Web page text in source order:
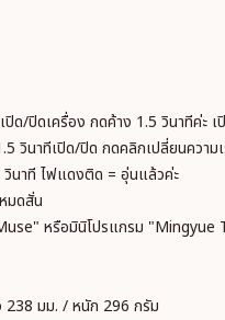
/ปิดเครื่อง กดค้าง 1.5 วินาทีค่ะ เ
วินาทีเปิด/ปิด กดคลิกเปลี่ยนความ
นาที ไฟแดงติด = อุ่นแล้วค่ะ
มดสั่น
หรือมินิโปรแกรม "Mingyue
238 มม. / หนัก 296 กรัม